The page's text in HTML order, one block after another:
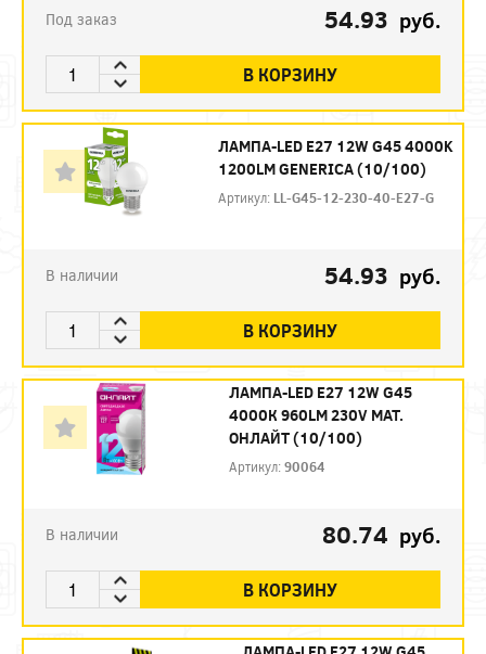
Под заказ 54.93 руб.
В КОРЗИНУ
ЛАМПА-LED E27 12W G45 4000K
1200LM GENERICA (10/100)
Артикул: LL-G45-12-230-40-E27-G
В наличии 54.93 руб.
В КОРЗИНУ
ЛАМПА-LED E27 12W G45
4000К 960LM 230V МАТ.
ОНЛАЙТ (10/100)
Артикул:90064
В наличии 80.74 руб.
В КОРЗИНУ